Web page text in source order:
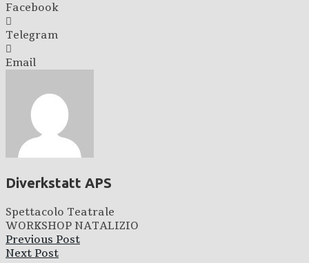
Facebook
Telegram
Email
Diverkstatt APS
Spettacolo Teatrale
WORKSHOP NATALIZIO
Previous Post
Next Post